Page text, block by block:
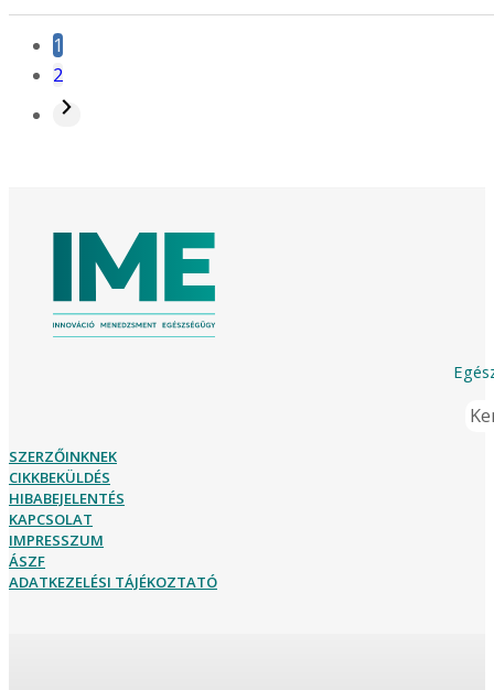
1
2
SZERZŐINKNEK
CIKKBEKÜLDÉS
HIBABEJELENTÉS
KAPCSOLAT
IMPRESSZUM
ÁSZF
ADATKEZELÉSI TÁJÉKOZTATÓ